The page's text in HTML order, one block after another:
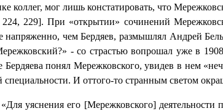
мог лишь констатировать, что
229]. При «открытии» сочинений
чем Бердяев, размышлял Андрей
- со страстью вопрошал уже в
понял Мережковского, увидев в нем
И оттого-то странным светом
уяснения его [Мережковского] деятельности